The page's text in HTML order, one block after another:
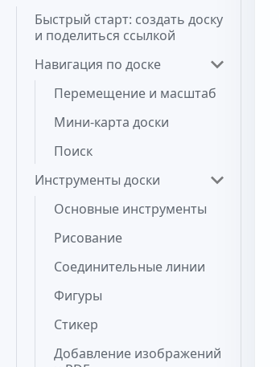
Быстрый старт: создать доску
и поделиться ссылкой
Навигация по доске
Перемещение и масштаб
Мини-карта доски
Поиск
Инструменты доски
Основные инструменты
Рисование
Соединительные линии
Фигуры
Стикер
Добавление изображений